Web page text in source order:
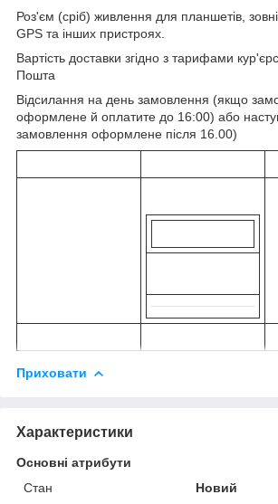
Роз'єм (сріб) живлення для планшетів,
GPS та інших пристроях.
Вартість доставки згідно з тарифами
Пошта
Відсилання на день замовлення (якщо
оформлене й оплатите до 16:00) або
замовлення оформлене після 16.00)
Приховати
Характеристики
Основні атрибути
Стан
Новий